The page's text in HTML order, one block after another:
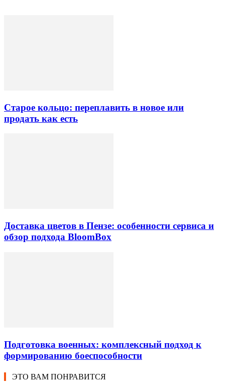
Старое кольцо: переплавить в новое или
продать как есть
Доставка цветов в Пензе: особенности сервиса и
обзор подхода BloomBox
Подготовка военных: комплексный подход к
формированию боеспособности
ЭТО ВАМ ПОНРАВИТСЯ